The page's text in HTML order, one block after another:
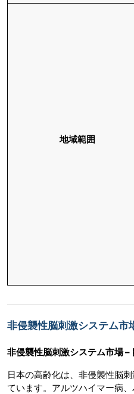
地域範囲
非侵襲性脳刺激システム市
非侵襲性脳刺激システム市場 –
日本の高齢化は、非侵襲性脳
ています。アルツハイマー病